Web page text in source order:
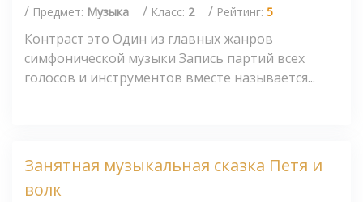
/ Предмет: Музыка / Класс: 2 / Рейтинг: 5
Контраст это Один из главных жанров
симфонической музыки Запись партий всех
голосов и инструментов вместе называется...
Занятная музыкальная сказка Петя и
волк